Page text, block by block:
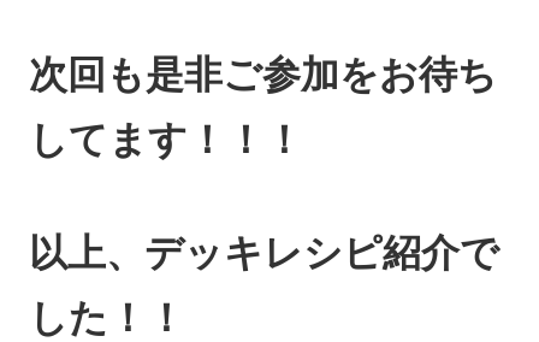
次回も是非ご参加をお待ち
してます！！！
以上、デッキレシピ紹介で
した！！